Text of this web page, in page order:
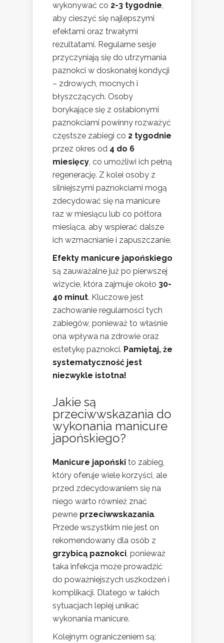
wykonywać co 2-3 tygodnie,
aby cieszyć się najlepszymi
efektami oraz trwałymi
rezultatami. Regularne sesje
przyczyniają się do utrzymania
paznokci w doskonałej kondycji
– zdrowych, mocnych i
błyszczących. Osoby
borykające się z osłabionymi
paznokciami powinny rozważyć
częstsze zabiegi co 2 tygodnie
przez okres od 4 do 6
miesięcy, co umożliwi ich pełną
regenerację. Z kolei osoby z
silniejszymi paznokciami mogą
zdecydować się na manicure
raz w miesiącu lub co półtora
miesiąca, aby wspierać dalsze
ich wzmacnianie i zapuszczanie.
Efekty manicure japońskiego
są zauważalne już po pierwszej
wizycie, która zajmuje około 30-
40 minut. Kluczowe jest
zachowanie regularności tych
zabiegów, ponieważ to właśnie
ona wpływa na zdrowie oraz
estetykę paznokci. Pamiętaj, że
systematyczność jest
niezwykle istotna!
Jakie są
przeciwwskazania do
wykonania manicure
japońskiego?
Manicure japoński to zabieg,
który oferuje wiele korzyści, ale
przed zdecydowaniem się na
niego warto również znać
pewne przeciwwskazania.
Przede wszystkim nie jest on
rekomendowany dla osób z
grzybicą paznokci, ponieważ
taka infekcja może prowadzić
do poważniejszych uszkodzeń i
komplikacji. Dlatego w takich
sytuacjach lepiej unikać
wykonania manicure.
Kolejnym ograniczeniem są: